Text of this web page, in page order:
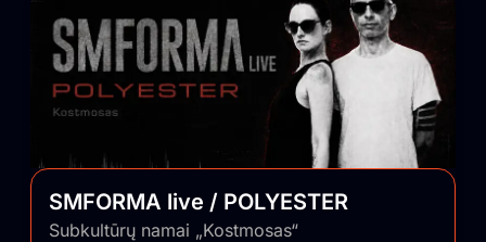
SMFORMA live / POLYESTER
Subkultūrų namai „Kostmosas“